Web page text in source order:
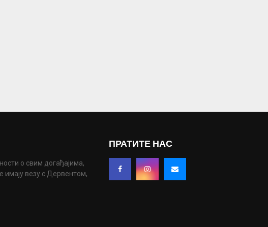
о свим догађајима,
имају везу с Дервентом,
ПРАТИТЕ НАС